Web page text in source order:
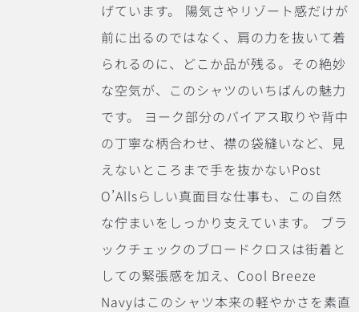
げています。 陽気さやリゾート感だけが
前に出るのではなく、肩の力を抜いて着
られるのに、どこか品が残る。その絶妙
な空気が、このシャツのいちばんの魅力
です。
ヨーク部分のバイアス取りや背中
の丁寧な柄合わせ、襟の袋縫いなど、見
えないところまで手を抜かないPost
O’Allsらしい真面目な仕事も、この自然
な佇まいをしっかり支えています。 ブラ
ックチェックのブロードクロスは街着と
しての緊張感を加え、Cool Breeze
Navyはこのシャツ本来の軽やかさを素直